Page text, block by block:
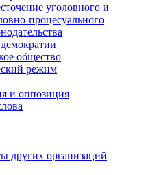
уголовного и
процесуального
общество
режим
и оппозиция
других организаций